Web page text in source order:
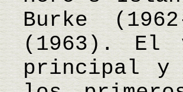
Burke
(1963). El
principal y